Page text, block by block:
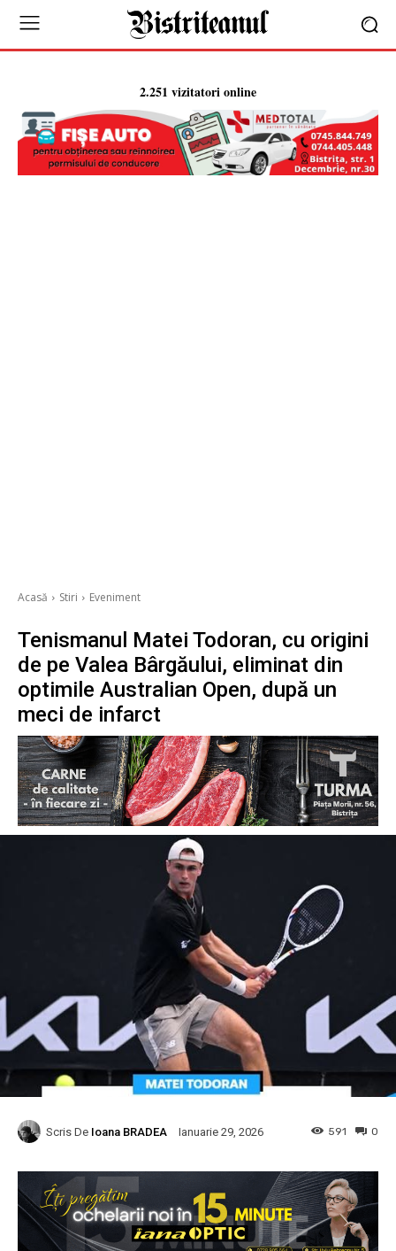
2.251 vizitatori online
Acasă Stiri Eveniment
Tenismanul Matei Todoran, cu origini
de pe Valea Bârgăului, eliminat din
optimile Australian Open, după un
meci de infarct
Scris De Ioana BRADEA Ianuarie 29, 2026 0
591